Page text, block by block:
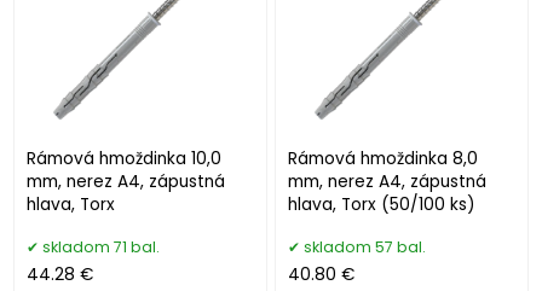
Rámová hmoždinka 10,0
mm, nerez A4, zápustná
hlava, Torx
skladom 71 bal.
44.28 €
Rámová hmoždinka 8,0
mm, nerez A4, zápustná
hlava, Torx (50/100 ks)
skladom 57 bal.
40.80 €